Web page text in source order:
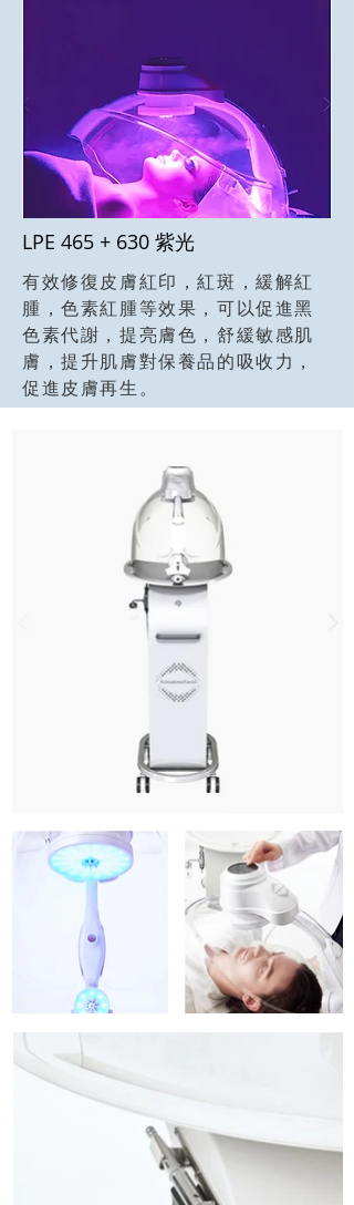
LPE 465 + 630 紫光
有效修復皮膚紅印，紅斑，緩解紅
腫，色素紅腫等效果，可以促進黑
色素代謝，提亮膚色，舒緩敏感肌
膚，提升肌膚對保養品的吸收力，
促進皮膚再生。